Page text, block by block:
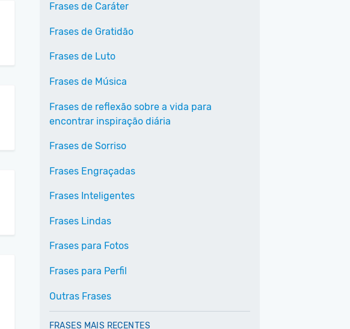
Frases de Caráter
Frases de Gratidão
Frases de Luto
Frases de Música
Frases de reflexão sobre a vida para
encontrar inspiração diária
Frases de Sorriso
Frases Engraçadas
Frases Inteligentes
Frases Lindas
Frases para Fotos
Frases para Perfil
Outras Frases
FRASES MAIS RECENTES